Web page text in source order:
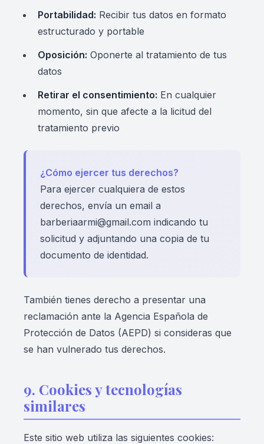
Portabilidad: Recibir tus datos en formato
estructurado y portable
Oposición: Oponerte al tratamiento de tus
datos
Retirar el consentimiento: En cualquier
momento, sin que afecte a la licitud del
tratamiento previo
¿Cómo ejercer tus derechos?
Para ejercer cualquiera de estos
derechos, envía un email a
barberiaarmi@gmail.com indicando tu
solicitud y adjuntando una copia de tu
documento de identidad.
También tienes derecho a presentar una
reclamación ante la Agencia Española de
Protección de Datos (AEPD) si consideras que
se han vulnerado tus derechos.
9. Cookies y tecnologías
similares
Este sitio web utiliza las siguientes cookies: